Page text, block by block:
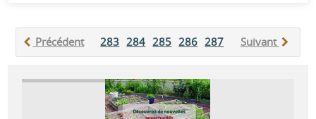
Précédent Suivant
283 284 285 286 287 288 289 290